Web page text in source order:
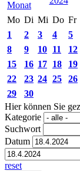
Mo Di Mi Do Fr
1
2 3 4 5
8
9 10 11 12
15
16 17 18 19
22
23 24 25 26
29
30
Hier können Sie
Kategorie
Suchwort
Datum
reset